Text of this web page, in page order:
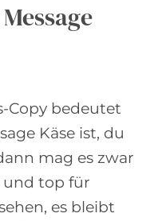
Copy bedeutet
Käse ist, du
mag es zwar
und top für
es bleibt